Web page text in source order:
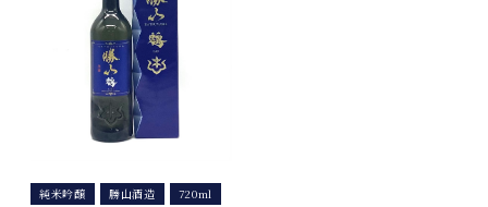
純米吟醸 勝山酒造 720ml